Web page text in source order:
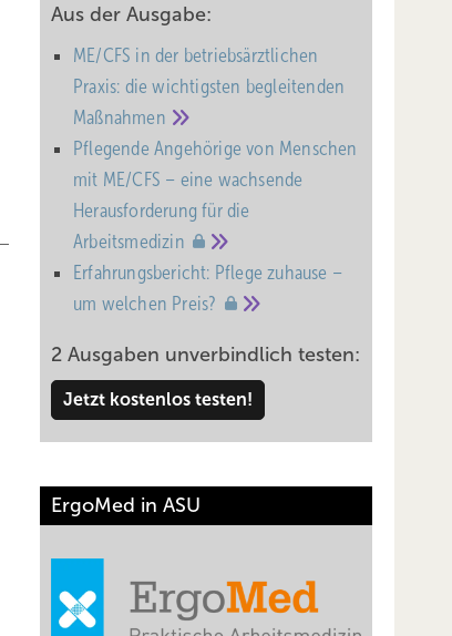
Aus der Ausgabe:
ME/CFS in der betriebsärztlichen
Praxis: die wichtigsten begleitenden
Maßnahmen
Pflegende Angehörige von Menschen
mit ME/CFS – eine wachsende
Heraus­forderung für die
Arbeitsmedizin
Erfahrungsbericht: Pflege zuhause –
um welchen Preis?
2 Ausgaben unverbindlich testen:
Jetzt kostenlos testen!
ErgoMed in ASU